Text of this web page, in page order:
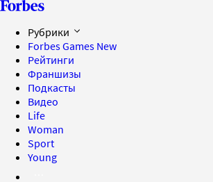
Рубрики
Forbes Games New
Рейтинги
Франшизы
Подкасты
Видео
Life
Woman
Sport
Young